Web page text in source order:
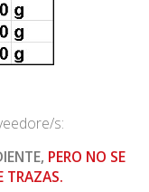
s:
PERO NO SE
TRAZAS.